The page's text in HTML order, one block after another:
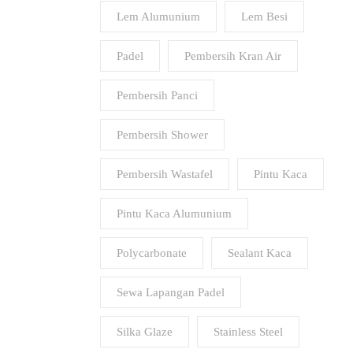
Lem Alumunium Lem Besi
Padel Pembersih Kran Air
Pembersih Panci
Pembersih Shower
Pembersih Wastafel Pintu Kaca
Pintu Kaca Alumunium
Polycarbonate Sealant Kaca
Sewa Lapangan Padel
Silka Glaze Stainless Steel